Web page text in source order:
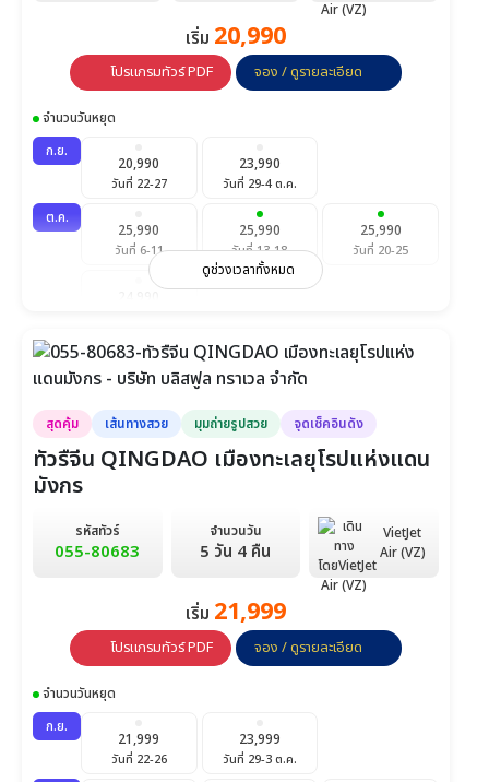
เริ่ม 20,990
โปรแกรมทัวร์ PDF จอง / ดูรายละเอียด
จำนวนวันหยุด
ก.ย.
20,990
วันที่ 22-27
23,990
วันที่ 29-4 ต.ค.
ต.ค.
25,990
วันที่ 6-11
25,990
วันที่ 13-18
25,990
วันที่ 20-25
พ.ย.
23,990
วันที่ 3-8
23,990
วันที่ 10-15
23,990
23,990
วันที่ 24-29
ธ.ค.
ดูช่วงเวลาทั้งหมด
สุดคุ้ม เส้นทางสวย มุมถ่ายรูปสวย จุดเช็คอินดัง
ทัวรืจีน QINGDAO เมืองทะเลยุโรปแห่งแดน
มังกร
รหัสทัวร์
055-80683
จำนวนวัน
5 วัน 4 คืน
VietJet
Air (VZ)
เริ่ม 21,999
โปรแกรมทัวร์ PDF จอง / ดูรายละเอียด
จำนวนวันหยุด
ก.ย.
21,999
วันที่ 22-26
23,999
วันที่ 29-3 ต.ค.